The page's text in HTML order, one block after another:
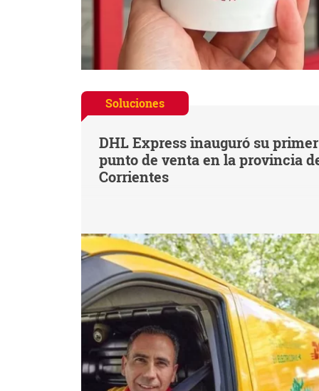
Soluciones
DHL Express inauguró su primer
punto de venta en la provincia
Corrientes